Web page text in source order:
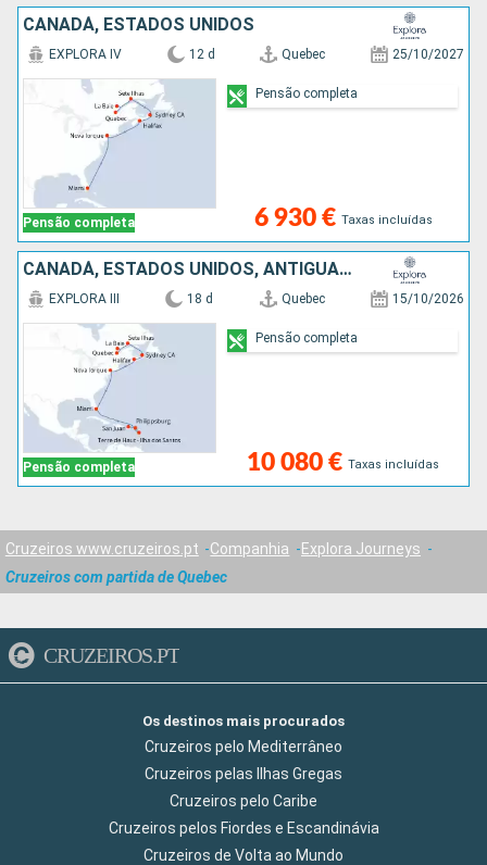
CANADÁ, ESTADOS UNIDOS
Pensão completa
EXPLORA IV 12 d Quebec 25/10/2027
6 930 € Taxas incluídas
Pensão completa
CANADÁ, ESTADOS UNIDOS, ANTÍGUA E BARBUDA, GUADALUPE, SÃO MARTINHO, PORTO RICO
Pensão completa
EXPLORA III 18 d Quebec 15/10/2026
10 080 € Taxas incluídas
Pensão completa
Cruzeiros www.cruzeiros.pt Companhia
Explora Journeys
Cruzeiros com partida de Quebec
CRUZEIROS.PT
Os destinos mais procurados
Cruzeiros pelo Mediterrâneo
Cruzeiros pelas Ilhas Gregas
Cruzeiros pelo Caribe
Cruzeiros pelos Fiordes e Escandinávia
Cruzeiros de Volta ao Mundo